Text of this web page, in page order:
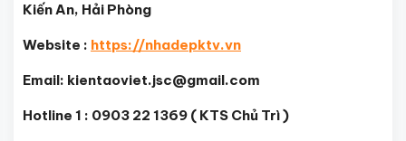
Kiến An, Hải Phòng
Website : https://nhadepktv.vn
Email: kientaoviet.jsc@gmail.com
Hotline 1 : 0903 22 1369 ( KTS Chủ Trì )